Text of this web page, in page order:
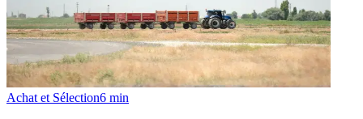
Achat et Sélection6 min